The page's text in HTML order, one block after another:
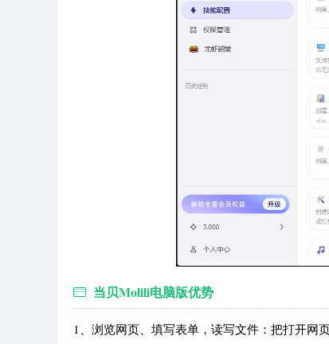
当贝Molili电脑版优势
1、浏览网页、填写表单，读写文件：把打开